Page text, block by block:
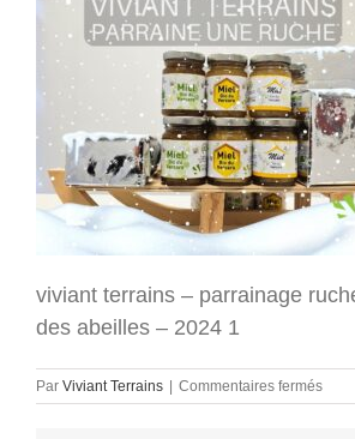
viviant terrains – parrainage
des abeilles – 2024 1
Par Viviant Terrains Commentaires ferméssur